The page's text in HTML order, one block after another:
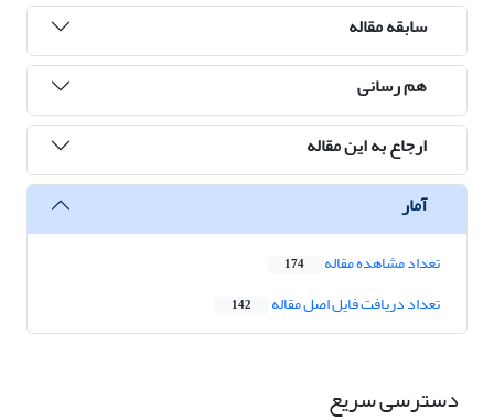
سابقه مقاله
هم رسانی
ارجاع به این مقاله
آمار
تعداد مشاهده مقاله 174
تعداد دریافت فایل اصل مقاله 142
دسترسی سریع